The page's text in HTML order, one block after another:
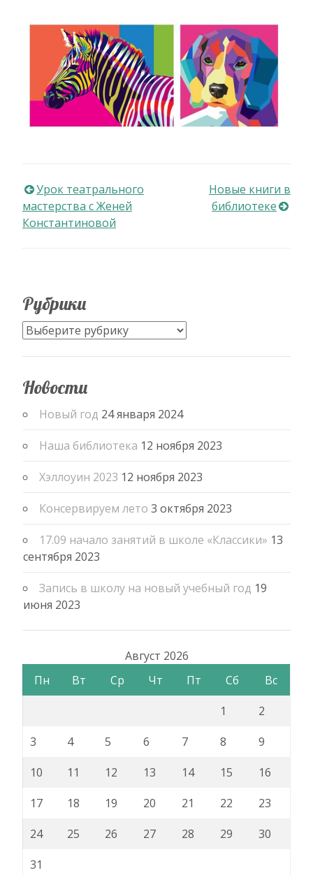
Навигация
по
Урок театрального
мастерства с Женей
Константиновой
Новые книги в
библиотеке
Рубрики
Рубрики
Новости
Новый год 24 января 2024
Наша библиотека 12 ноября 2023
Хэллоуин 2023 12 ноября 2023
Консервируем лето 3 октября 2023
17.09 начало занятий в школе «Классики» 13
сентября 2023
Запись в школу на новый учебный год 19
июня 2023
Август 2026
Пн
Вт Ср Чт Пт Сб
Вс
1
2
3
4 5 6 7 8
9
10
11 12 13 14 15
16
17
18 19 20 21 22
23
24
25 26 27 28 29
30
31